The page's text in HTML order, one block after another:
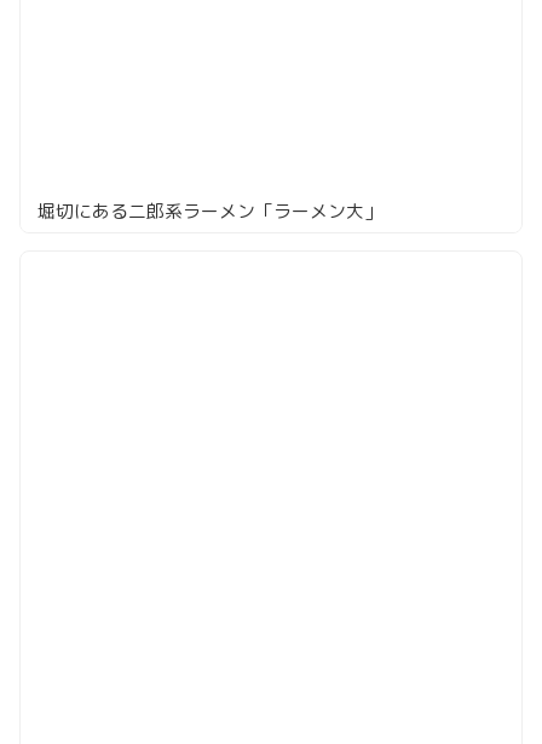
堀切にある二郎系ラーメン「ラーメン大」